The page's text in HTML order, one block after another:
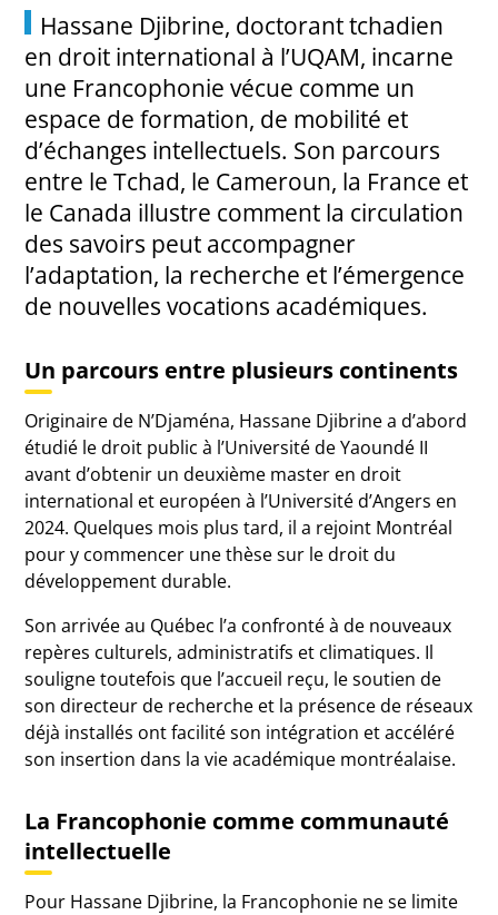
Hassane Djibrine, doctorant tchadien
en droit international à l’UQAM, incarne
une Francophonie vécue comme un
espace de formation, de mobilité et
d’échanges intellectuels. Son parcours
entre le Tchad, le Cameroun, la France et
le Canada illustre comment la circulation
des savoirs peut accompagner
l’adaptation, la recherche et l’émergence
de nouvelles vocations académiques.
Un parcours entre plusieurs continents
Originaire de N’Djaména, Hassane Djibrine a d’abord
étudié le droit public à l’Université de Yaoundé II
avant d’obtenir un deuxième master en droit
international et européen à l’Université d’Angers en
2024. Quelques mois plus tard, il a rejoint Montréal
pour y commencer une thèse sur le droit du
développement durable.
Son arrivée au Québec l’a confronté à de nouveaux
repères culturels, administratifs et climatiques. Il
souligne toutefois que l’accueil reçu, le soutien de
son directeur de recherche et la présence de réseaux
déjà installés ont facilité son intégration et accéléré
son insertion dans la vie académique montréalaise.
La Francophonie comme communauté
intellectuelle
Pour Hassane Djibrine, la Francophonie ne se limite